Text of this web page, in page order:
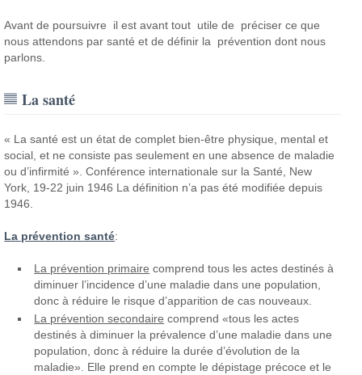
Avant de poursuivre il est avant tout utile de préciser ce que
nous attendons par santé et de définir la prévention dont nous
parlons.
La santé
« La santé est un état de complet bien-être physique, mental et
social, et ne consiste pas seulement en une absence de maladie
ou d’infirmité ». Conférence internationale sur la Santé, New
York, 19-22 juin 1946 La définition n’a pas été modifiée depuis
1946.
La prévention santé:
La prévention primaire comprend tous les actes destinés à
diminuer l’incidence d’une maladie dans une population,
donc à réduire le risque d’apparition de cas nouveaux.
La prévention secondaire comprend «tous les actes
destinés à diminuer la prévalence d’une maladie dans une
population, donc à réduire la durée d’évolution de la
maladie». Elle prend en compte le dépistage précoce et le